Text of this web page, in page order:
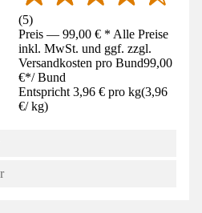
(5)
Preis — 99,00 € * Alle Preise
inkl. MwSt. und ggf. zzgl.
Versandkosten pro Bund99,00
€*/ Bund
Entspricht 3,96 € pro kg(3,96
€/ kg)